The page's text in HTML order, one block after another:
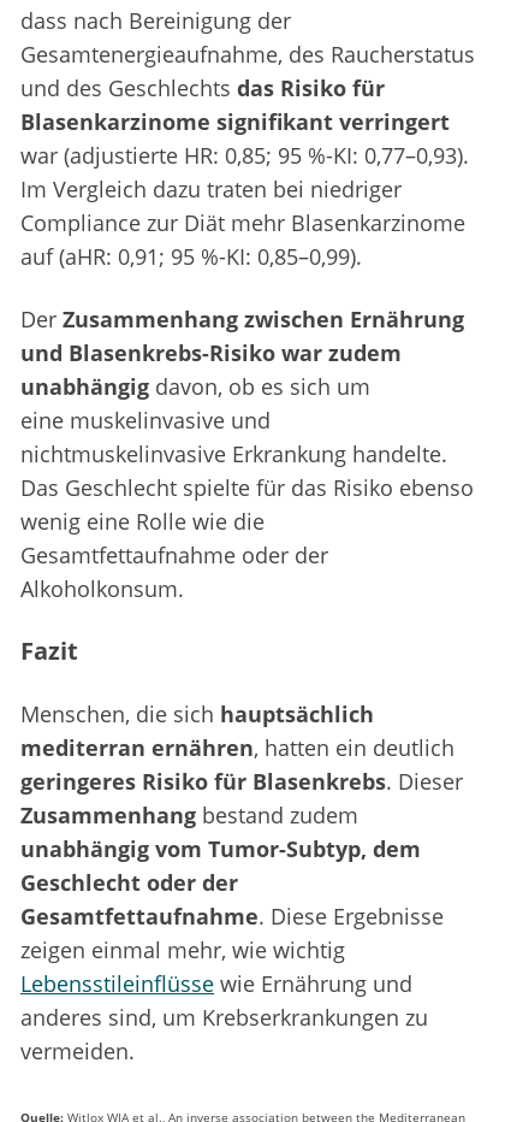
dass nach Bereinigung der
Gesamtenergieaufnahme, des Raucherstatus
und des Geschlechts das Risiko für
Blasenkarzinome signifikant verringert
war (adjustierte HR: 0,85; 95 %-KI: 0,77–0,93).
Im Vergleich dazu traten bei niedriger
Compliance zur Diät mehr Blasenkarzinome
auf (aHR: 0,91; 95 %-KI: 0,85–0,99).
Der Zusammenhang zwischen Ernährung
und Blasenkrebs-Risiko war zudem
unabhängig davon, ob es sich um
eine muskelinvasive und
nichtmuskelinvasive Erkrankung handelte.
Das Geschlecht spielte für das Risiko ebenso
wenig eine Rolle wie die
Gesamtfettaufnahme oder der
Alkoholkonsum.
Fazit
Menschen, die sich hauptsächlich
mediterran ernähren, hatten ein deutlich
geringeres Risiko für Blasenkrebs. Dieser
Zusammenhang bestand zudem
unabhängig vom Tumor-Subtyp, dem
Geschlecht oder der
Gesamtfettaufnahme. Diese Ergebnisse
zeigen einmal mehr, wie wichtig
Lebensstileinflüsse wie Ernährung und
anderes sind, um Krebserkrankungen zu
vermeiden.
Quelle: Witlox WJA et al., An inverse association between the Mediterranean